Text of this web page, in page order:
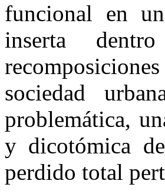
funcional en
inserta
sociedad
problemática,
y dicotómica
perdido total